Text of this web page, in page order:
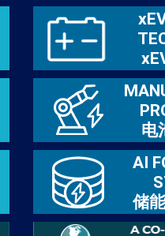
电
AI
储